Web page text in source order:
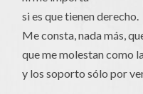
si es que tienen derecho.
Me consta, nada más,
que me molestan como
y los soporto sólo por